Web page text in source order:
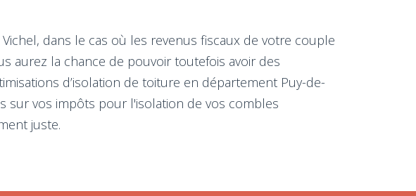
dans le cas où les revenus fiscaux de votre couple
aurez la chance de pouvoir toutefois avoir des
d’isolation de toiture en département Puy-de-
sur vos impôts pour l'isolation de vos combles
juste.